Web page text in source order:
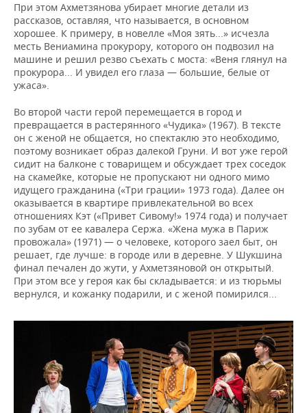
При этом Ахметзянова убирает многие детали из
рассказов, оставляя, что называется, в основном
хорошее. К примеру, в новелле «Моя зять...» исчезла
месть Вениамина прокурору, которого он подвозил на
машине и решил резво съехать с моста: «Веня глянул на
прокурора... И увидел его глаза — большие, белые от
ужаса».
Во второй части герой перемещается в город и
превращается в растерянного «Чудика» (1967). В тексте
он с женой не общается, но спектаклю это необходимо,
поэтому возникает образ далекой Груни. И вот уже герой
сидит на балконе с товарищем и обсуждает трех соседок
на скамейке, которые не пропускают ни одного мимо
идущего гражданина («Три грации» 1973 года). Далее он
оказывается в квартире привлекательной во всех
отношениях Кэт («Привет Сивому!» 1974 года) и получает
по зубам от ее кавалера Сержа. «Жена мужа в Париж
провожала» (1971) — о человеке, которого заел быт, он
решает, где лучше: в городе или в деревне. У Шукшина
финал печален до жути, у Ахметзяновой он открытый.
При этом все у героя как бы складывается: и из тюрьмы
вернулся, и кожанку подарили, и с женой помирился...